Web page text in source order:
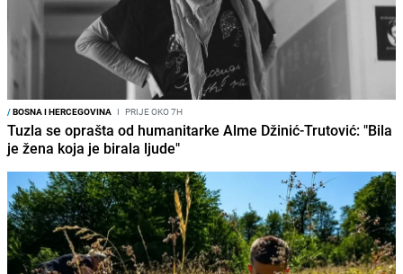
/BOSNA I HERCEGOVINA I PRIJE OKO 7H
Tuzla se oprašta od humanitarke Alme Džinić-Trutović: "Bila
je žena koja je birala ljude"